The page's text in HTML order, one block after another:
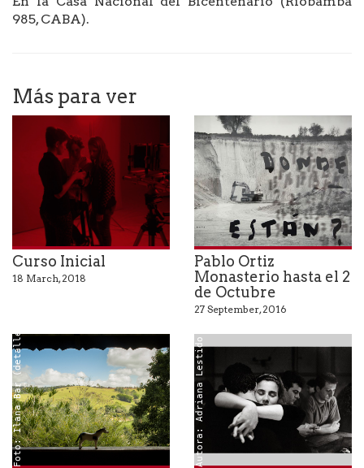
985, CABA).
Más para ver
Curso Inicial
18 March, 2018
Pablo Ortiz
Monasterio hasta el 2
de Octubre
27 September, 2016
Foto: Ilana Bar (detalle) Autora: Adriana Lestido